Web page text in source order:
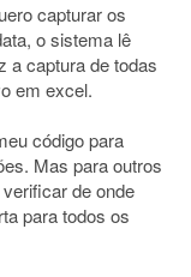
capturar os
o sistema lê
a captura de todas
em excel.
código para
Mas para outros
de onde
para todos os